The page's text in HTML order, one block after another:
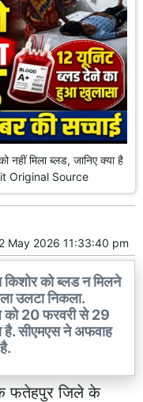
मिला ब्लड, जानिए क्या है
Original Source
May 2026 11:33:40 pm
को ब्लड न मिलने
उलटा निकला.
को 20 फरवरी से 29
है. सीएमएस ने अफवाह
फतेहपुर जिले के